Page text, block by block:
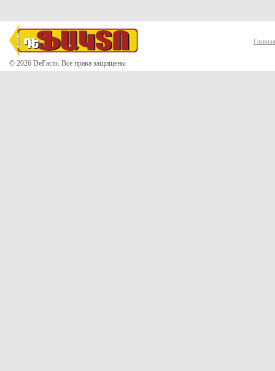
© 2026 DeFacto. Все права защищены
Главная